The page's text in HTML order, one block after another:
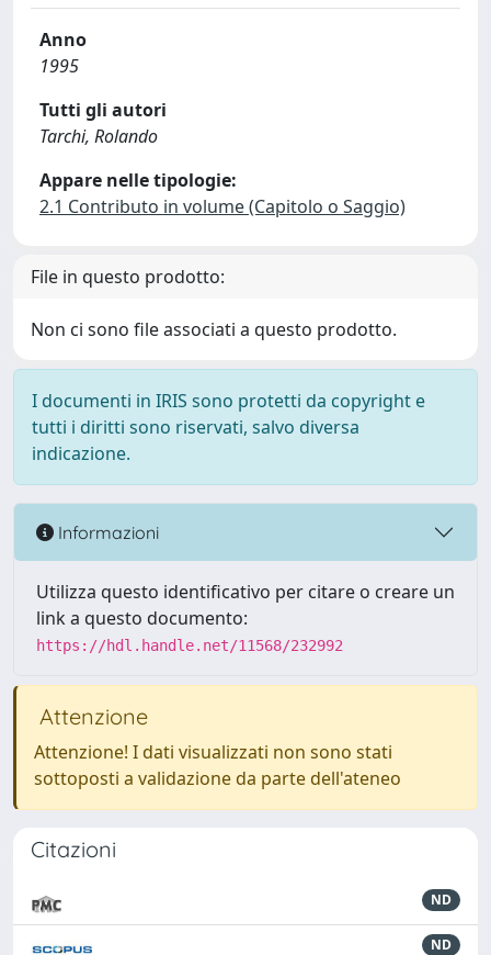
Anno
1995
Tutti gli autori
Tarchi, Rolando
Appare nelle tipologie:
2.1 Contributo in volume (Capitolo o Saggio)
File in questo prodotto:
Non ci sono file associati a questo prodotto.
I documenti in IRIS sono protetti da copyright e
tutti i diritti sono riservati, salvo diversa
indicazione.
Informazioni
Utilizza questo identificativo per citare o creare un
link a questo documento:
https://hdl.handle.net/11568/232992
Attenzione
Attenzione! I dati visualizzati non sono stati
sottoposti a validazione da parte dell'ateneo
Citazioni
ND
ND